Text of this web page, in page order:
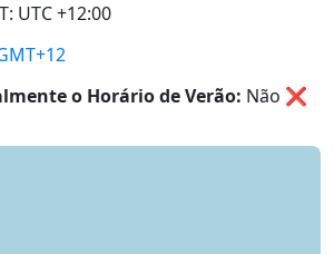
UTC +12:00
o Horário de Verão: Não ❌